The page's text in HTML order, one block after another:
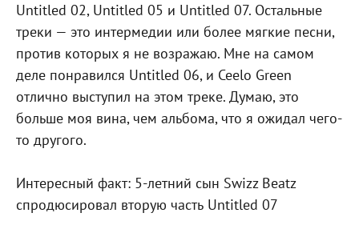
Untitled 02, Untitled 05 и Untitled 07. Остальные
треки — это интермедии или более мягкие песни,
против которых я не возражаю. Мне на самом
деле понравился Untitled 06, и Ceelo Green
отлично выступил на этом треке. Думаю, это
больше моя вина, чем альбома, что я ожидал чего-
то другого.
Интересный факт: 5-летний сын Swizz Beatz
спродюсировал вторую часть Untitled 07